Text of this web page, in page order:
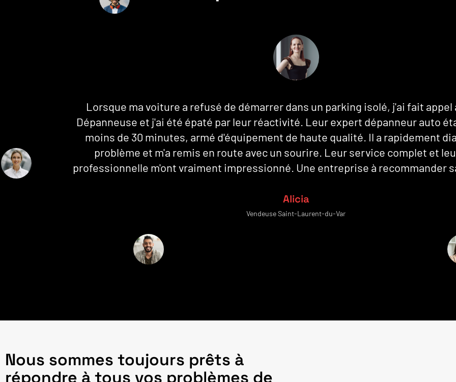
!
Lorsque ma voiture a refusé de démarrer dans un parking isolé, j'ai fait appel
Dépanneuse et j'ai été épaté par leur réactivité. Leur expert dépanneur auto
moins de 30 minutes, armé d'équipement de haute qualité. Il a rapidement
problème et m'a remis en route avec un sourire. Leur service complet et
professionnelle m'ont vraiment impressionné. Une entreprise à recommander
Alicia
Vendeuse Saint-Laurent-du-Var
Nous sommes toujours prêts à
répondre à tous vos problèmes de